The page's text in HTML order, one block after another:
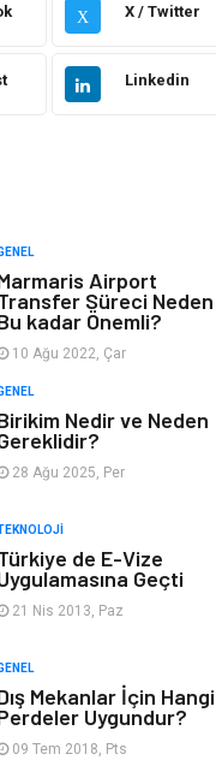
Organizasyon
Metalar
Bebek Giyim
Aksesuar
İçerik
Kültür
Penguen
X X / Twitter
Linkedin
Airport
Süreci Neden
kadar Önemli?
10 Ağu 2022, Çar
Nedir ve Neden
28 Ağu 2025, Per
de E-Vize
Geçti
21 Nis 2013, Paz
Mekanlar İçin Hangi
Uygundur?
09 Tem 2018, Pts